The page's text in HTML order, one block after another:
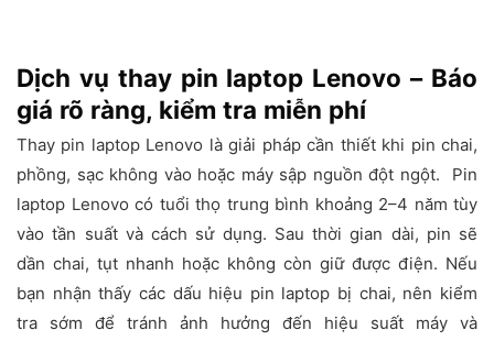
Dịch vụ thay pin laptop Lenovo – Báo
giá rõ ràng, kiểm tra miễn phí
Thay pin laptop Lenovo là giải pháp cần thiết khi pin chai,
phồng, sạc không vào hoặc máy sập nguồn đột ngột. Pin
laptop Lenovo có tuổi thọ trung bình khoảng 2–4 năm tùy
vào tần suất và cách sử dụng. Sau thời gian dài, pin sẽ
dần chai, tụt nhanh hoặc không còn giữ được điện. Nếu
bạn nhận thấy các dấu hiệu pin laptop bị chai, nên kiểm
tra sớm để tránh ảnh hưởng đến hiệu suất máy và